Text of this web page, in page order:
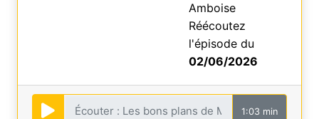
Amboise
Réécoutez
l'épisode du
02/06/2026
1:03 min